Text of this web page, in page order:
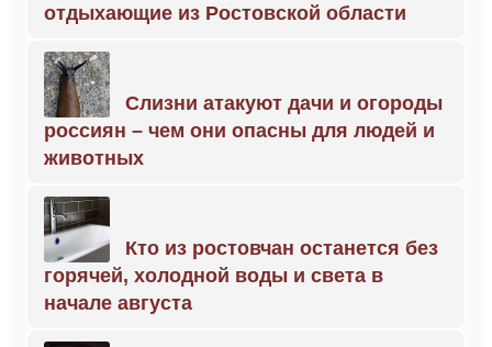
отдыхающие из Ростовской области
Слизни атакуют дачи и огороды
россиян – чем они опасны для людей и
животных
Кто из ростовчан останется без
горячей, холодной воды и света в
начале августа